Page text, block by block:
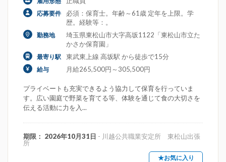
応募要件
必須：保育士。年齢～61歳 定年を上限。学
歴。経験等：。
勤務地
埼玉県東松山市大字高坂1122「東松山市立た
かさか保育園」
最寄り駅 東武東上線 高坂駅 から徒歩で15分
給与 月給265,500円～305,500円
プライベートも充実できるよう協力して保育を行っていま
す。広い園庭で野菜を育てる等、体験を通じて食の大切さを
伝える活動に力を入...
期限： 2026年10月31日 - 川越公共職業安定所 東松山出張
所
★お気に入り